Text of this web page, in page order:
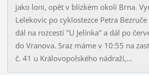
jako loni, opět v blízkém okolí Brna.
Lelekovic po cyklostezce Petra
dál na rozcestí "U Jelínka" a dál po
do Vranova. Sraz máme v 10:55 na
č. 41 u Královopolského nádraží,...